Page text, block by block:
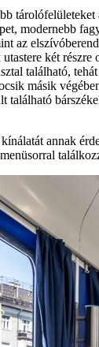
modernebb
az
két részre
található,
másik
található
annak